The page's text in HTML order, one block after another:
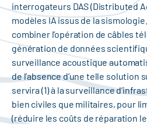
interrogateurs DAS (Distributed
modèles IA issus de la
combiner l’opération de câbles
génération de données
surveillance acoustique
de l’absence d’une telle solution
servira (1) à la surveillance
bien civiles que militaires, pour
(réduire les coûts de réparation le